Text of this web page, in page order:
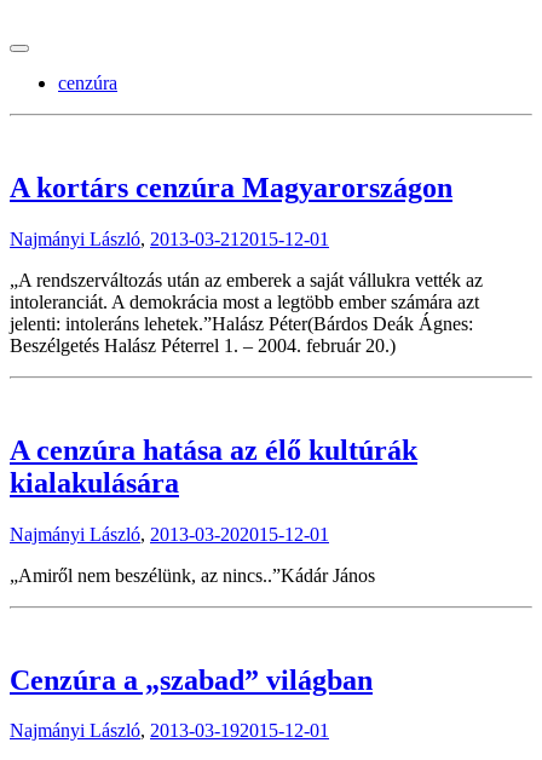
cenzúra
A kortárs cenzúra Magyarországon
Najmányi László, 2013-03-21 2015-12-01
„A rendszerváltozás után az emberek a saját vállukra vették az
intoleranciát. A demokrácia most a legtöbb ember számára azt
jelenti: intoleráns lehetek.”Halász Péter(Bárdos Deák Ágnes:
Beszélgetés Halász Péterrel 1. – 2004. február 20.)
A cenzúra hatása az élő kultúrák
kialakulására
Najmányi László, 2013-03-202015-12-01
„Amiről nem beszélünk, az nincs..”Kádár János
Cenzúra a „szabad” világban
Najmányi László, 2013-03-192015-12-01